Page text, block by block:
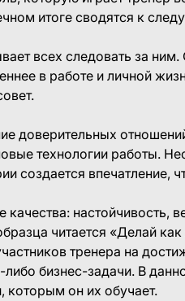
итоге сводятся к
всех следовать за
в работе и личной
доверительных
технологии работы.
создается впечатление,
качества: настойчивость,
читается «Делай
тренера на
либо бизнес-задачи. В
которым он их обучает.